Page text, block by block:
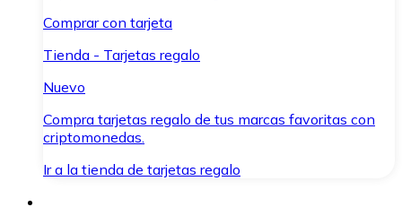
Comprar con tarjeta
Tienda - Tarjetas regalo
Nuevo
Compra tarjetas regalo de tus marcas favoritas con
criptomonedas.
Ir a la tienda de tarjetas regalo